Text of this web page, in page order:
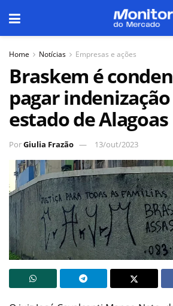
Home Notícias Empresas e ações
Braskem é
pagar
estado de Alagoas
PorGiulia Frazão 13/out/2023